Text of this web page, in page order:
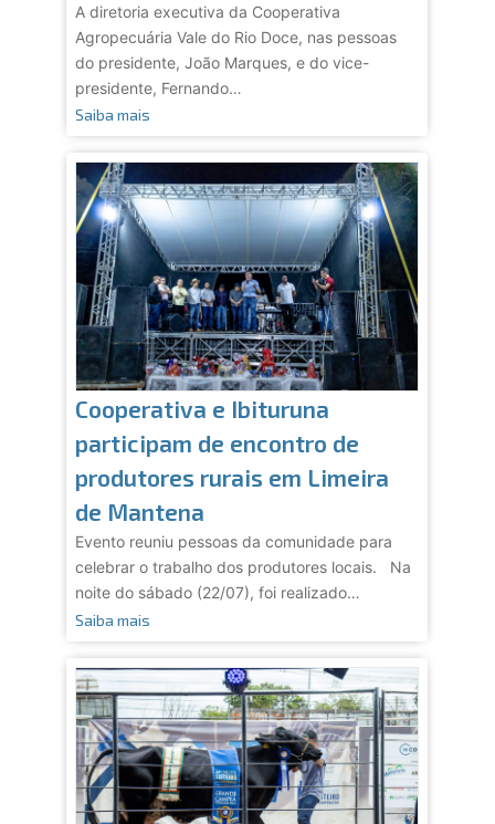
A diretoria executiva da Cooperativa
Agropecuária Vale do Rio Doce, nas pessoas
do presidente, João Marques, e do vice-
presidente, Fernando…
Saiba mais
Cooperativa e Ibituruna
participam de encontro de
produtores rurais em Limeira
de Mantena
Evento reuniu pessoas da comunidade para
celebrar o trabalho dos produtores locais. Na
noite do sábado (22/07), foi realizado…
Saiba mais